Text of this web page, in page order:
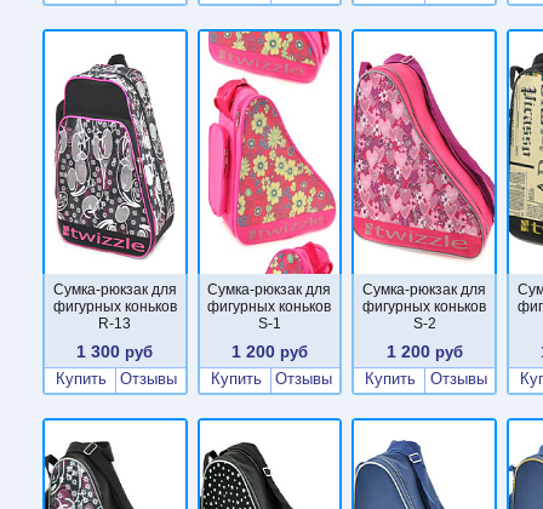
Сумка-рюкзак для
фигурных коньков
R-13
1 300 руб
Купить
Отзывы
Сумка-рюкзак для
фигурных коньков
S-1
1 200 руб
Купить
Отзывы
Сумка-рюкзак для
фигурных коньков
S-2
1 200руб
Купить
Отзывы